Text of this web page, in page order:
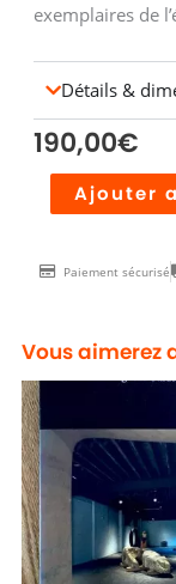
exemplaires de
Détails &
190,00€
quantité
de
MACH
Mini
acier
Ajouter
Paiement sécurisé
Vous aimerez